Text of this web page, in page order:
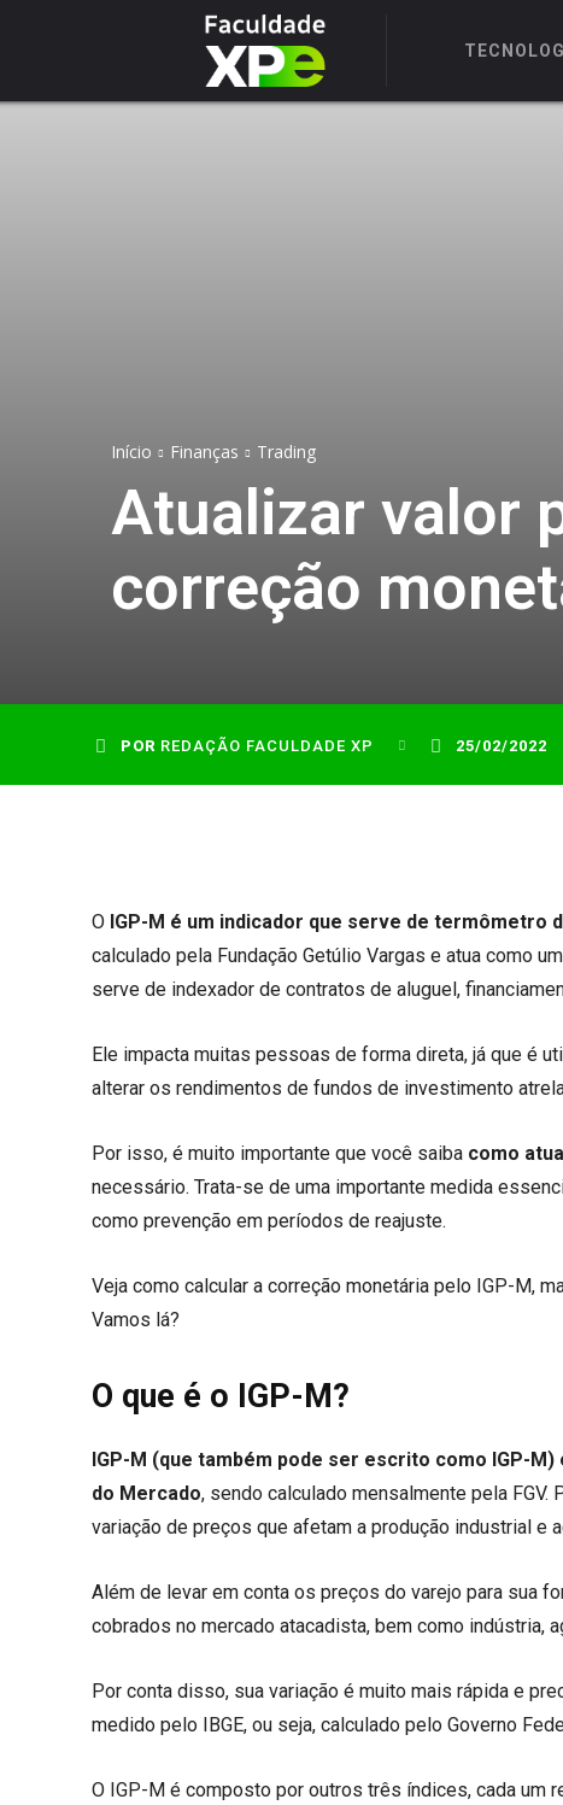
Início Finanças Trading
Atualizar valor
correção
POR REDAÇÃO FACULDADE XP 25/02/2022
O IGP-M é um indicador que serve de termômetro
calculado pela Fundação Getúlio Vargas e atua como
serve de indexador de contratos de aluguel,
Ele impacta muitas pessoas de forma direta, já que é
alterar os rendimentos de fundos de investimento
Por isso, é muito importante que você saiba como
necessário. Trata-se de uma importante medida
como prevenção em períodos de reajuste.
Veja como calcular a correção monetária pelo IGP-M,
Vamos lá?
O que é o IGP-M?
IGP-M (que também pode ser escrito como IGP-M)
do Mercado, sendo calculado mensalmente pela
variação de preços que afetam a produção industrial e
Além de levar em conta os preços do varejo para sua
cobrados no mercado atacadista, bem como indústria,
Por conta disso, sua variação é muito mais rápida e
medido pelo IBGE, ou seja, calculado pelo Governo
O IGP-M é composto por outros três índices, cada um